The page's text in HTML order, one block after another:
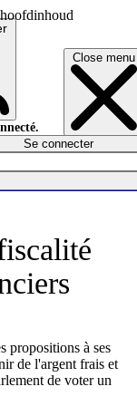
Close menu
Se connecter
propositions à ses
de l'argent frais et
de voter un